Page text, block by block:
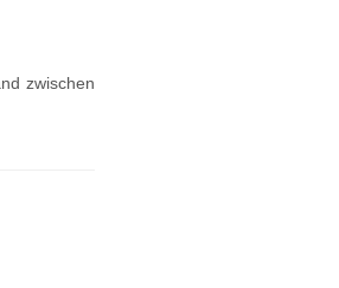
zwischen